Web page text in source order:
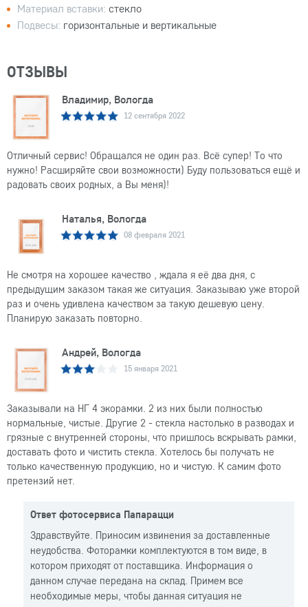
Материал вставки: стекло
Подвесы: горизонтальные и вертикальные
ОТЗЫВЫ
Владимир, Вологда
12 сентября 2022
Отличный сервис! Обращался не один раз. Всё супер! То что
нужно! Расширяйте свои возможности) Буду пользоваться ещё и
радовать своих родных, а Вы меня)!
Наталья, Вологда
08 февраля 2021
Не смотря на хорошее качество , ждала я её два дня, с
предыдущим заказом такая же ситуация. Заказываю уже второй
раз и очень удивлена качеством за такую дешевую цену.
Планирую заказать повторно.
Андрей, Вологда
15 января 2021
Заказывали на НГ 4 экорамки. 2 из них были полностью
нормальные, чистые. Другие 2 - стекла настолько в разводах и
грязные с внутренней стороны, что пришлось вскрывать рамки,
доставать фото и чистить стекла. Хотелось бы получать не
только качественную продукцию, но и чистую. К самим фото
претензий нет.
Ответ фотосервиса Папарацци
Здравствуйте. Приносим извинения за доставленные
неудобства. Фоторамки комплектуются в том виде, в
котором приходят от поставщика. Информация о
данном случае передана на склад. Примем все
необходимые меры, чтобы данная ситуация не